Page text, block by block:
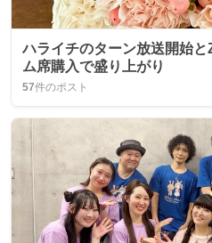
ハライチのターン放送開始
ム席購入で盛り上がり
57件のポスト